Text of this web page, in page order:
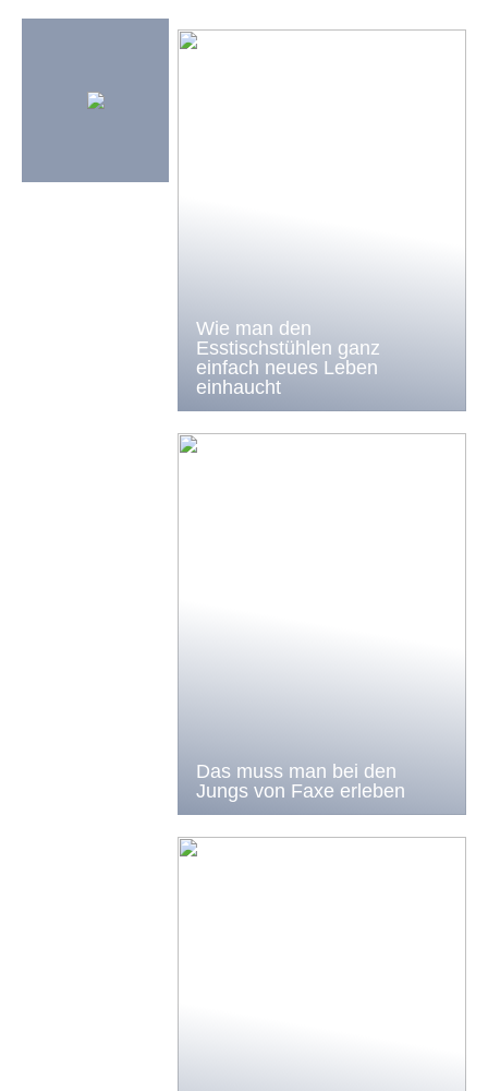
Wie man den
Esstischstühlen ganz
einfach neues Leben
einhaucht
Das muss man bei den
Jungs von Faxe erleben